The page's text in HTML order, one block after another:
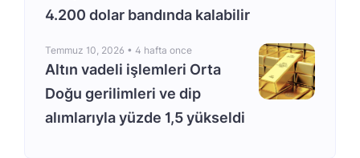
4.200 dolar bandında kalabilir
Temmuz 10, 2026 • 4 hafta once
Altın vadeli işlemleri Orta
Doğu gerilimleri ve dip
alımlarıyla yüzde 1,5 yükseldi